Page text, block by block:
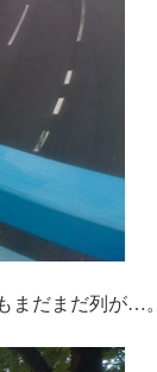
まだまだ列が…。